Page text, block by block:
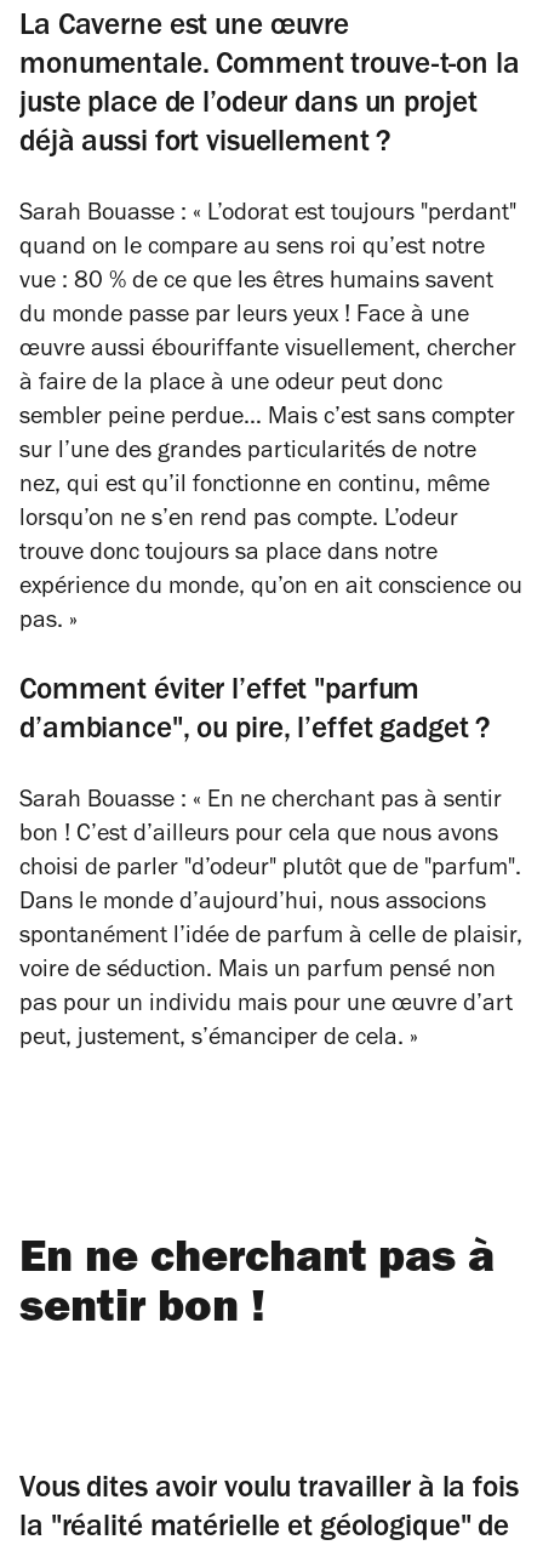
La Caverne est une œuvre
monumentale. Comment trouve-t-on la
juste place de l’odeur dans un projet
déjà aussi fort visuellement ?
Sarah Bouasse : « L’odorat est toujours "perdant"
quand on le compare au sens roi qu’est notre
vue : 80 % de ce que les êtres humains savent
du monde passe par leurs yeux ! Face à une
œuvre aussi ébouriffante visuellement, chercher
à faire de la place à une odeur peut donc
sembler peine perdue… Mais c’est sans compter
sur l’une des grandes particularités de notre
nez, qui est qu’il fonctionne en continu, même
lorsqu’on ne s’en rend pas compte. L’odeur
trouve donc toujours sa place dans notre
expérience du monde, qu’on en ait conscience ou
pas. »
Comment éviter l’effet "parfum
d’ambiance", ou pire, l’effet gadget ?
Sarah Bouasse : « En ne cherchant pas à sentir
bon ! C’est d’ailleurs pour cela que nous avons
choisi de parler "d’odeur" plutôt que de "parfum".
Dans le monde d’aujourd’hui, nous associons
spontanément l’idée de parfum à celle de plaisir,
voire de séduction. Mais un parfum pensé non
pas pour un individu mais pour une œuvre d’art
peut, justement, s’émanciper de cela. »
En ne cherchant pas à
sentir bon !
Vous dites avoir voulu travailler à la fois
la "réalité matérielle et géologique" de